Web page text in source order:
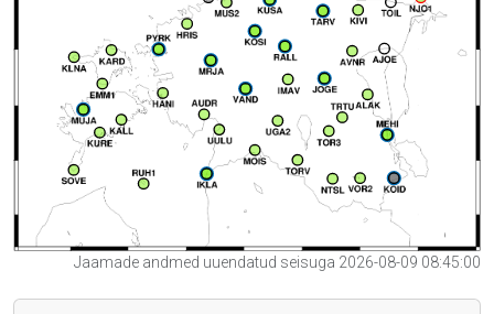
Jaamade andmed uuendatud seisuga 2026-08-09 08:45:00